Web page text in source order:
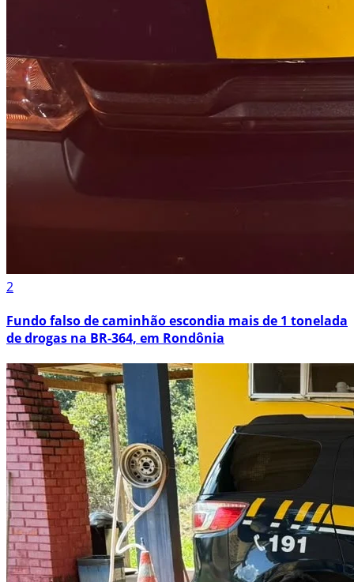
2
Fundo falso de caminhão escondia mais de 1 tonelada
de drogas na BR-364, em Rondônia